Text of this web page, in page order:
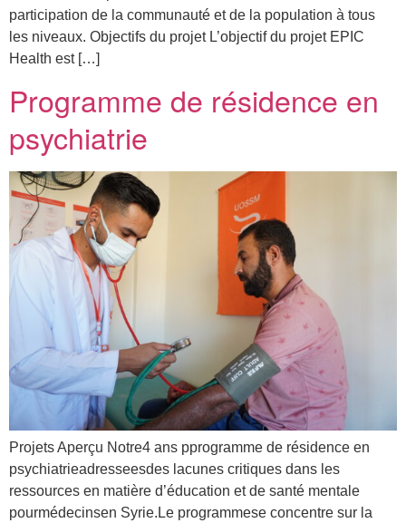
participation de la communauté et de la population à tous
les niveaux. Objectifs du projet L’objectif du projet EPIC
Health est […]
Programme de résidence en
psychiatrie
Projets Aperçu Notre4 ans pprogramme de résidence en
psychiatrieadresseesdes lacunes critiques dans les
ressources en matière d’éducation et de santé mentale
pourmédecinsen Syrie.Le programmese concentre sur la